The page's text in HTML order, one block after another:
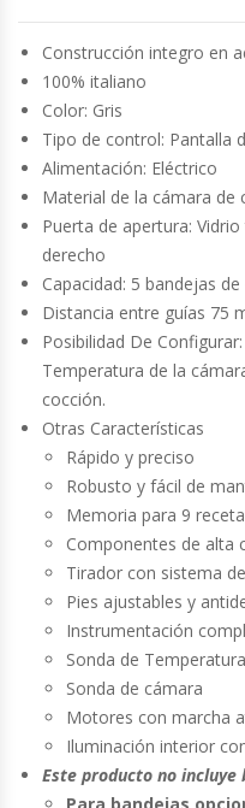
Congeladores Verticales
Coolers / Visicoolers
Cortadoras De Fiambre
Cortadoras De Huesos
Cutters
Dispensadores De Salsas
Embutidoras
Estanterías Y Repisas
Exhibidoras De Productos
Expendedoras De Jugo
Exprimidor De Naranjas
Exprimidoras De Cítricos
Extractoras De Jugos
Construcción integro en
100% italiano
Color: Gris
Tipo de control: Pantalla
Alimentación: Eléctrico
Material de la cámara de
Puerta de apertura:
derecho
Capacidad: 5 bandejas
Distancia entre guías 75
Posibilidad De
Temperatura de la
cocción.
Otras Características
Rápido y preciso
Robusto y fácil de
Memoria para 9
Componentes de alta
Tirador con sistema
Pies ajustables y
Instrumentación
Sonda de Temperatura
Sonda de cámara
Motores con marcha
Iluminación interior
Este producto no incluye